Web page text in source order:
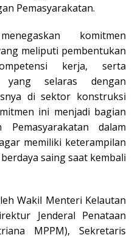
Pemasyarakatan.
komitmen
meliputi pembentukan
kerja, serta
yang selaras dengan
di sektor konstruksi
ini menjadi bagian
dalam
memiliki keterampilan
saing saat kembali
Wakil Menteri Kelautan
Jenderal Penataan
MPPM), Sekretaris